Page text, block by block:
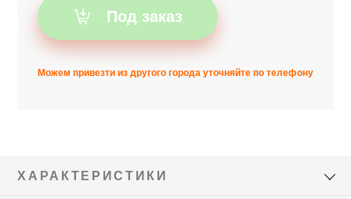
Под заказ
Можем привезти из другого города уточняйте по телефону
ХАРАКТЕРИСТИКИ